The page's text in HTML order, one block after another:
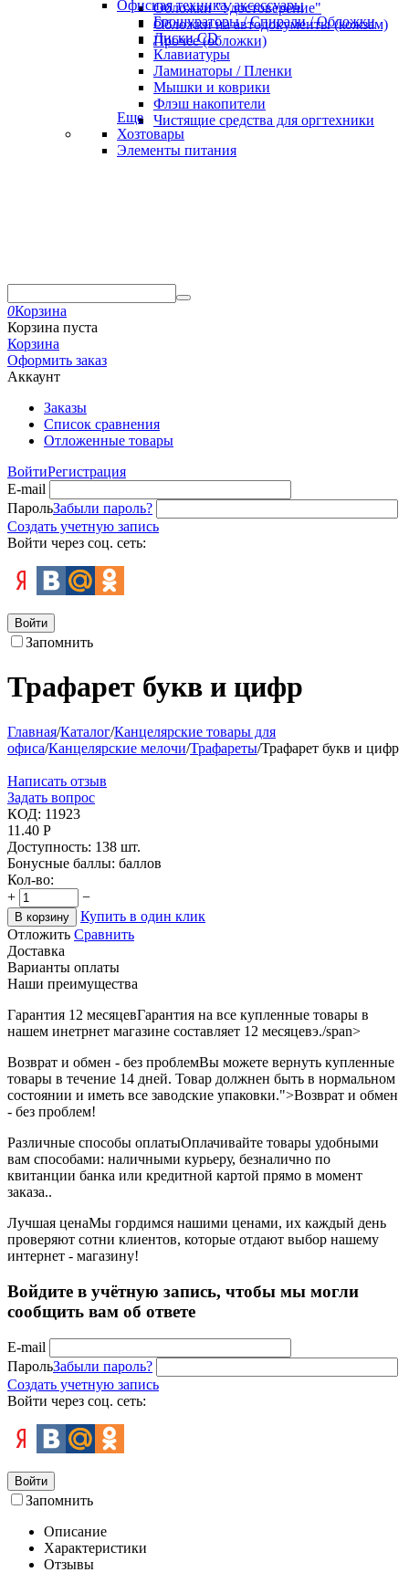
Обложки "Удостоверение"
Обложки на автодокументы (кожзам)
Прочее (обложки)
Офисная техника, аксессуары
Брошураторы / Спирали / Обложки
Диски CD
Клавиатуры
Ламинаторы / Пленки
Мышки и коврики
Флэш накопители
Чистящие средства для оргтехники
Еще
Хозтовары
Элементы питания
0Корзина
Корзина пуста
Корзина
Оформить заказ
Аккаунт
Заказы
Список сравнения
Отложенные товары
ВойтиРегистрация
E-mail
ПарольЗабыли пароль?
Создать учетную запись
Войти через соц. сеть:
Войти
Запомнить
Трафарет букв и цифр
Главная/Каталог/Канцелярские товары для
офиса/Канцелярские мелочи/Трафареты/Трафарет букв и цифр
Написать отзыв
Задать вопрос
КОД: 11923
11.40 Р
Доступность: 138 шт.
Бонусные баллы: баллов
Кол-во:
+
−
В корзину
Купить в один клик
Отложить Сравнить
Доставка
Варианты оплаты
Наши преимущества
Гарантия 12 месяцевГарантия на все купленные товары в
нашем инетрнет магазине составляет 12 месяцевэ./span>
Возврат и обмен - без проблемВы можете вернуть купленные
товары в течение 14 дней. Товар должнен быть в нормальном
состоянии и иметь все заводские упаковки.">Возврат и обмен
- без проблем!
Различные способы оплатыОплачивайте товары удобными
вам способами: наличными курьеру, безналично по
квитанции банка или кредитной картой прямо в момент
заказа..
Лучшая ценаМы гордимся нашими ценами, их каждый день
проверяют сотни клиентов, которые отдают выбор нашему
интернет - магазину!
Войдите в учётную запись, чтобы мы могли
сообщить вам об ответе
E-mail
ПарольЗабыли пароль?
Создать учетную запись
Войти через соц. сеть:
Войти
Запомнить
Описание
Характеристики
Отзывы